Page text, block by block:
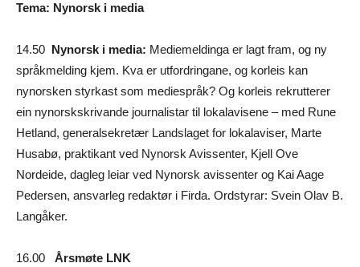
Tema: Nynorsk i media
14.50 Nynorsk i media: Mediemeldinga er lagt fram, og ny
språkmelding kjem. Kva er utfordringane, og korleis kan
nynorsken styrkast som mediespråk? Og korleis rekrutterer
ein nynorskskrivande journalistar til lokalavisene – med Rune
Hetland, generalsekretær Landslaget for lokalaviser, Marte
Husabø, praktikant ved Nynorsk Avissenter, Kjell Ove
Nordeide, dagleg leiar ved Nynorsk avissenter og Kai Aage
Pedersen, ansvarleg redaktør i Firda. Ordstyrar: Svein Olav B.
Langåker.
16.00 Årsmøte LNK